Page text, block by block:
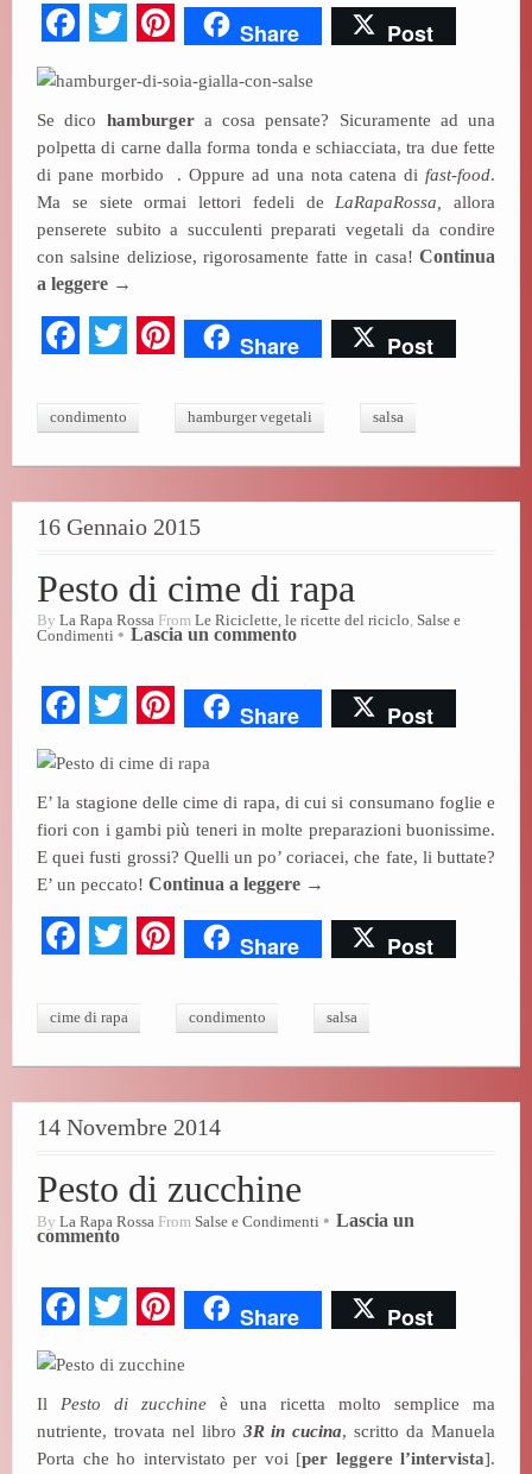
Fa
bo
ok
T
tte
r
Pi
er
es
t
Share Post
Se dico hamburgera cosa pensate? Sicuramente ad una
polpetta di carne dalla forma tonda e schiacciata, tra due fette
di pane morbido
. Oppure ad una nota catena difast-food.
Ma se siete ormai lettori fedeli de LaRapaRossa,
allora
penserete subito a succulenti preparati vegetali da condire
con salsine deliziose, rigorosamente fatte in casa! Continua
a leggere →
Fa
bo
T
Pi
er
Share Post
condimento hamburger vegetali salsa
16 Gennaio 2015
Pesto di cime di rapa
By La Rapa Rossa From Le Riciclette, le ricette del riciclo, Salse e
Condimenti
Lascia un commento
Fa
bo
ok
T
tte
r
Pi
er
es
t
Share Post
E’ la stagione delle cime di rapa, di cui si consumano foglie e
fiori con i gambi più teneri in molte preparazioni buonissime.
E quei fusti grossi? Quelli un po’ coriacei, che fate, li buttate?
E’ un peccato! Continua a leggere →
Fa
bo
T
tte
Pi
er
Share Post
cime di rapa condimento salsa
14 Novembre 2014
Pesto di zucchine
By La Rapa Rossa From Salse e Condimenti Lascia un
commento
Fa
bo
ok
T
tte
r
Pi
er
es
t
Share Post
Il Pesto di zucchineè una ricetta molto semplice ma
nutriente, trovata nel libro 3R in cucina, scritto da Manuela
Porta che ho intervistato per voi [per leggere l’intervista].